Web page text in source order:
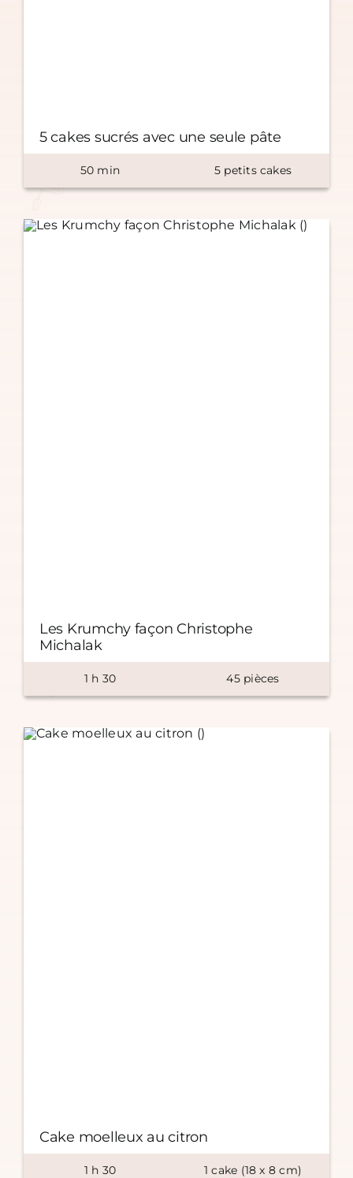
5 cakes sucrés avec une seule pâte
50 min 5 petits cakes
Les Krumchy façon Christophe
Michalak
1 h 30 45pièces
Cake moelleux au citron
1 h 30 1 cake (18 x 8 cm)